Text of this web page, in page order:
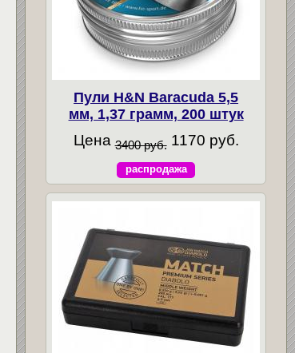
Пули H&N Baracuda 5,5
мм, 1,37 грамм, 200 штук
Цена 3400 руб. 1170 руб.
распродажа